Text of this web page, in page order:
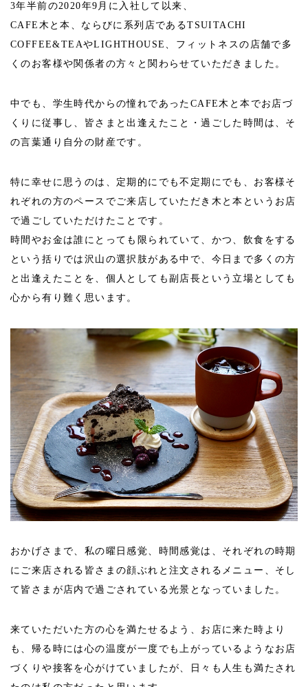
3年半前の2020年9月に入社して以来、
CAFE木と本、ならびに系列店であるTSUITACHI
COFFEE&TEAやLIGHTHOUSE、フィットネスの店舗で多
くのお客様や関係者の方々と関わらせていただきました。
中でも、学生時代からの憧れであったCAFE木と本でお店づ
くりに従事し、皆さまと出逢えたこと・過ごした時間は、そ
の言葉通り自分の財産です。
特に幸せに思うのは、定期的にでも不定期にでも、お客様そ
れぞれの方のペースでご来店していただき木と本というお店
で過ごしていただけたことです。
時間やお金は誰にとっても限られていて、かつ、飲食をする
という括りでは沢山の選択肢がある中で、今日まで多くの方
と出逢えたことを、個人としても副店長という立場としても
心から有り難く思います。
おかげさまで、私の曜日感覚、時間感覚は、それぞれの時期
にご来店される皆さまの顔ぶれと注文されるメニュー、そし
て皆さまが店内で過ごされている光景となっていました。
来ていただいた方の心を満たせるよう、お店に来た時より
も、帰る時には心の温度が一度でも上がっているようなお店
づくりや接客を心がけていましたが、日々も人生も満たされ